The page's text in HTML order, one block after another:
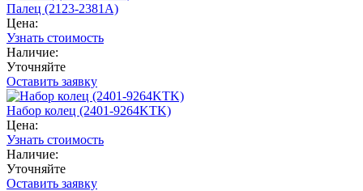
Палец (2123-2381A)
Цена:
Узнать стоимость
Наличие:
Уточняйте
Оставить заявку
Набор колец (2401-9264KTK)
Цена:
Узнать стоимость
Наличие:
Уточняйте
Оставить заявку